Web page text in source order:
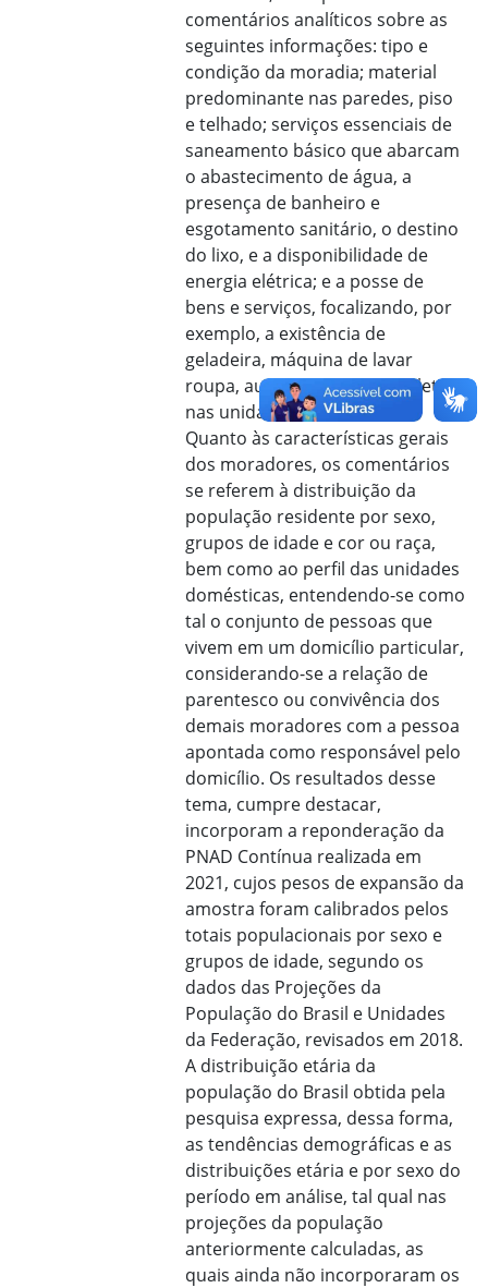
comentários analíticos sobre as
seguintes informações: tipo e
condição da moradia; material
predominante nas paredes, piso
e telhado; serviços essenciais de
saneamento básico que abarcam
o abastecimento de água, a
presença de banheiro e
esgotamento sanitário, o destino
do lixo, e a disponibilidade de
energia elétrica; e a posse de
bens e serviços, focalizando, por
exemplo, a existência de
geladeira, máquina de lavar
roupa, automóvel e motocicleta
nas unidades domiciliares.
Quanto às características gerais
dos moradores, os comentários
se referem à distribuição da
população residente por sexo,
grupos de idade e cor ou raça,
bem como ao perfil das unidades
domésticas, entendendo-se como
tal o conjunto de pessoas que
vivem em um domicílio particular,
considerando-se a relação de
parentesco ou convivência dos
demais moradores com a pessoa
apontada como responsável pelo
domicílio. Os resultados desse
tema, cumpre destacar,
incorporam a reponderação da
PNAD Contínua realizada em
2021, cujos pesos de expansão da
amostra foram calibrados pelos
totais populacionais por sexo e
grupos de idade, segundo os
dados das Projeções da
População do Brasil e Unidades
da Federação, revisados em 2018.
A distribuição etária da
população do Brasil obtida pela
pesquisa expressa, dessa forma,
as tendências demográficas e as
distribuições etária e por sexo do
período em análise, tal qual nas
projeções da população
anteriormente calculadas, as
quais ainda não incorporaram os